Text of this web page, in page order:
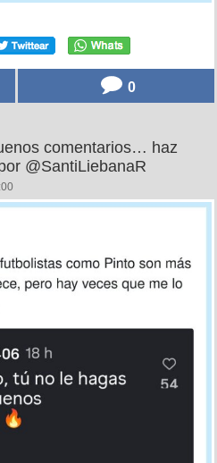
0
comentarios… haz
@SantiLiebanaR